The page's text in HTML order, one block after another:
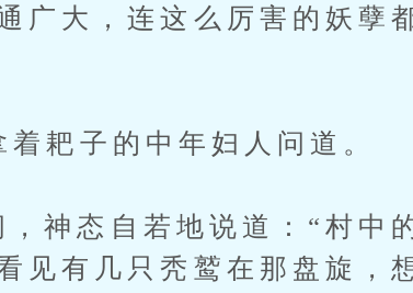
广大，连这么厉害的妖孽
耙子的中年妇人问道。
神态自若地说道：“村中
见有几只秃鹫在那盘旋，